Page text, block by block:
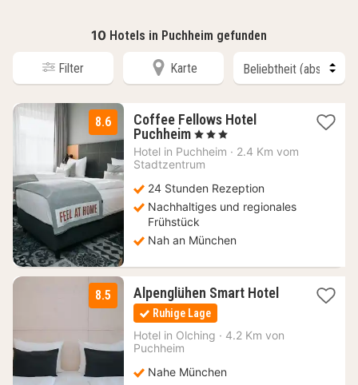
10 Hotels in Puchheim gefunden
Filter Karte
8.6
Coffee Fellows Hotel
Puchheim 2
Nächte
ab
€
, 3 Sterne
Hotel in Puchheim · 2.4 Km vom
Stadtzentrum
24 Stunden Rezeption
Nachhaltiges und regionales
Frühstück
Nah an München
8.5 Alpenglühen Smart Hotel2
64
Ruhige Lage
Hotel in Olching · 4.2 Km von
Puchheim
Nahe München